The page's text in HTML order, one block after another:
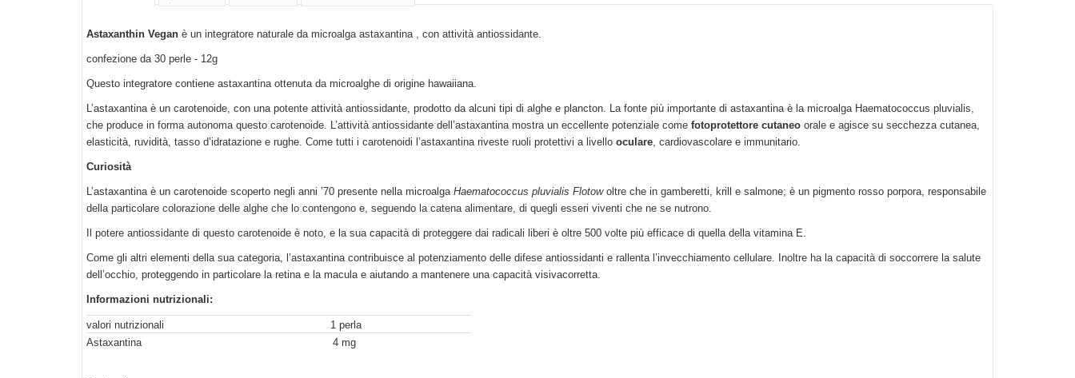
Astaxanthin Vegan è un integratore naturale da microalga astaxantina , con attività antiossidante.
confezione da 30 perle - 12g
Questo integratore contiene astaxantina ottenuta da microalghe di origine hawaiiana.
L’astaxantina è un carotenoide, con una potente attività antiossidante, prodotto da alcuni tipi di alghe e plancton. La fonte più importante di astaxantina è la microalga Haematococcus pluvialis,
che produce in forma autonoma questo carotenoide. L’attività antiossidante dell’astaxantina mostra un eccellente potenziale come fotoprotettore cutaneo orale e agisce su secchezza cutanea,
elasticità, ruvidità, tasso d’idratazione e rughe. Come tutti i carotenoidi l’astaxantina riveste ruoli protettivi a livello oculare, cardiovascolare e immunitario.
Curiosità
L’astaxantina è un carotenoide scoperto negli anni ’70 presente nella microalga Haematococcus pluvialis Flotowoltre che in gamberetti, krill e salmone; è un pigmento rosso porpora, responsabile
della particolare colorazione delle alghe che lo contengono e, seguendo la catena alimentare, di quegli esseri viventi che ne se nutrono.
Il potere antiossidante di questo carotenoide è noto, e la sua capacità di proteggere dai radicali liberi è oltre 500 volte più efficace di quella della vitamina E.
Come gli altri elementi della sua categoria, l’astaxantina contribuisce al potenziamento delle difese antiossidanti e rallenta l’invecchiamento cellulare. Inoltre ha la capacità di soccorrere la salute
dell’occhio, proteggendo in particolare la retina e la macula e aiutando a mantenere una capacità visivacorretta.
Informazioni nutrizionali:​
valori nutrizionali
1 perla
Astaxantina
4 mg